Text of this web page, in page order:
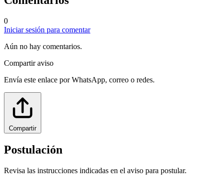
0
Iniciar sesión para comentar
Aún no hay comentarios.
Compartir aviso
Envía este enlace por WhatsApp, correo o redes.
Compartir
Postulación
Revisa las instrucciones indicadas en el aviso para postular.